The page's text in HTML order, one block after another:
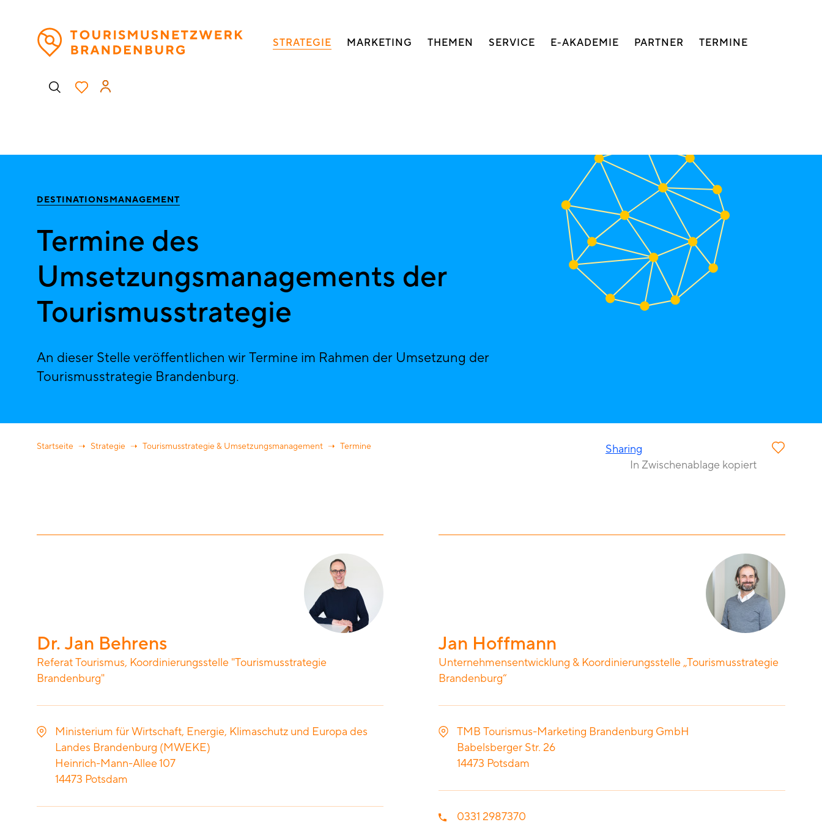
Hauptnavigation
STRATEGIE MARKETING THEMEN SERVICE E-AKADEMIE PARTNER TERMINE
Benutzermenü
DESTINATIONSMANAGEMENT
Termine des
Umsetzungsmanagements der
Tourismusstrategie
An dieser Stelle veröffentlichen wir Termine im Rahmen der Umsetzung der
Tourismusstrategie Brandenburg.
Startseite Strategie Tourismusstrategie & Umsetzungsmanagement Termine
Sharing
In Zwischenablage kopiert
Dr. Jan Behrens
Referat Tourismus, Koordinierungsstelle "Tourismusstrategie
Brandenburg"
Ministerium für Wirtschaft, Energie, Klimaschutz und Europa des
Landes Brandenburg (MWEKE)
Heinrich-Mann-Allee 107
14473 Potsdam
Jan Hoffmann
Unternehmensentwicklung & Koordinierungsstelle „Tourismusstrategie
Brandenburg“
TMB Tourismus-Marketing Brandenburg GmbH
Babelsberger Str. 26
14473 Potsdam
0331 2987370